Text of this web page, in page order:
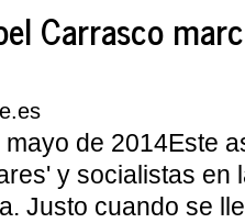
Carrasco
de 2014Este
y socialistas en
Justo cuando se